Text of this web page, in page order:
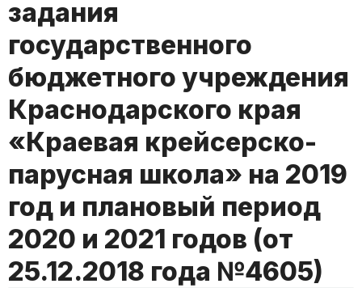
задания
государственного
бюджетного учреждения
Краснодарского края
«Краевая крейсерско-
парусная школа» на 2019
год и плановый период
2020 и 2021 годов (от
25.12.2018 года №4605)